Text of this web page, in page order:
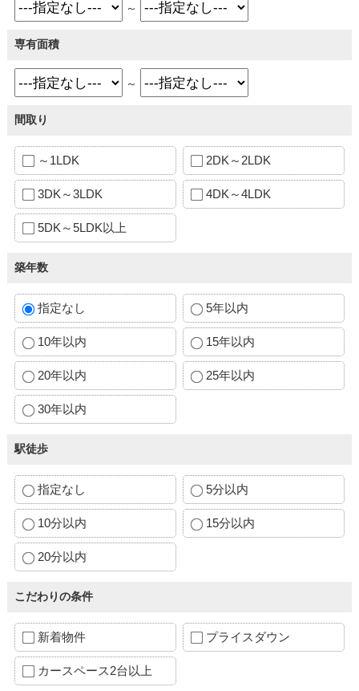
～
専有面積
～
間取り
～1LDK 2DK～2LDK
3DK～3LDK 4DK～4LDK
5DK～5LDK以上
築年数
指定なし 5年以内
10年以内 15年以内
20年以内 25年以内
30年以内
駅徒歩
指定なし 5分以内
10分以内 15分以内
20分以内
こだわりの条件
新着物件 プライスダウン
カースペース2台以上